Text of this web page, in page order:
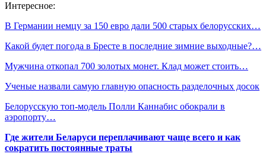
Интересное:
В Германии немцу за 150 евро дали 500 старых белорусских…
Какой будет погода в Бресте в последние зимние выходные?…
Мужчина откопал 700 золотых монет. Клад может стоить…
Ученые назвали самую главную опасность разделочных досок
Белорусскую топ-модель Полли Каннабис обокрали в
аэропорту…
Где жители Беларуси переплачивают чаще всего и как
сократить постоянные траты